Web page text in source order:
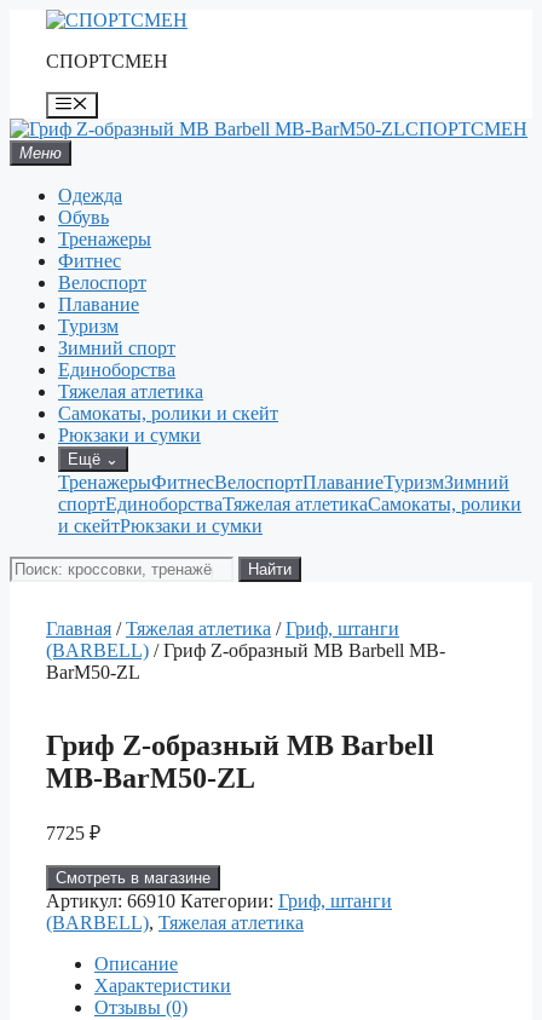
Перейти
содержимому
СПОРТСМЕН
Меню
СПОРТСМЕН
Меню
Одежда
Обувь
Тренажеры
Фитнес
Велоспорт
Плавание
Туризм
Зимний спорт
Единоборства
Тяжелая атлетика
Самокаты, ролики и скейт
Рюкзаки и сумки
Ещё ⌄
ТренажерыФитнесВелоспортПлаваниеТуризмЗимний
спортЕдиноборстваТяжелая атлетикаСамокаты, ролики
и скейтРюкзаки и сумки
Поиск
товаров
Найти
Главная /Тяжелая атлетика /Гриф, штанги
(BARBELL) / Гриф Z-образный MB Barbell MB-
BarM50-ZL
Гриф Z-образный MB Barbell
MB-BarM50-ZL
7725 ₽
Смотреть в магазине
Артикул: 66910 Категории: Гриф, штанги
(BARBELL), Тяжелая атлетика
Описание
Характеристики
Отзывы (0)